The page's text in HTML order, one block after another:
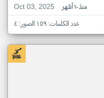
Oct 03, 2025
منذ ١٠ أشهر
عدد الكلمات: ١٥٩ الصور: ٤